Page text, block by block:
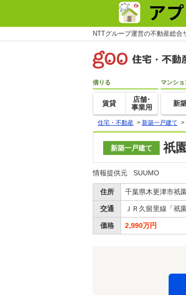
NTTグループ運営の不動産総合
借りる
賃貸
店舗･
事業用
マンショ
新
住宅・不動産 > 新築一戸建て >
新築一戸建て 祇
情報提供元 SUUMO
住所 千葉県木更津市祇
交通 ＪＲ久留里線「祇
価格 2,990万円